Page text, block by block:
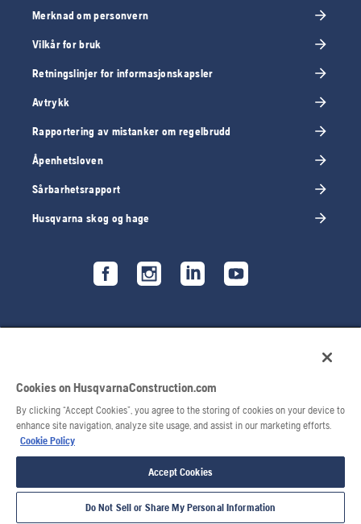
Merknad om personvern
Vilkår for bruk
Retningslinjer for informasjonskapsler
Avtrykk
Rapportering av mistanker om regelbrudd
Åpenhetsloven
Sårbarhetsrapport
Husqvarna skog og hage
© 2026 Husqvarna AB. Med enerett.
Cookies on HusqvarnaConstruction.com
By clicking “Accept Cookies”, you agree to the storing of cookies on your device to
enhance site navigation, analyze site usage, and assist in our marketing efforts.
Cookie Policy
Accept Cookies
Do Not Sell or Share My Personal Information